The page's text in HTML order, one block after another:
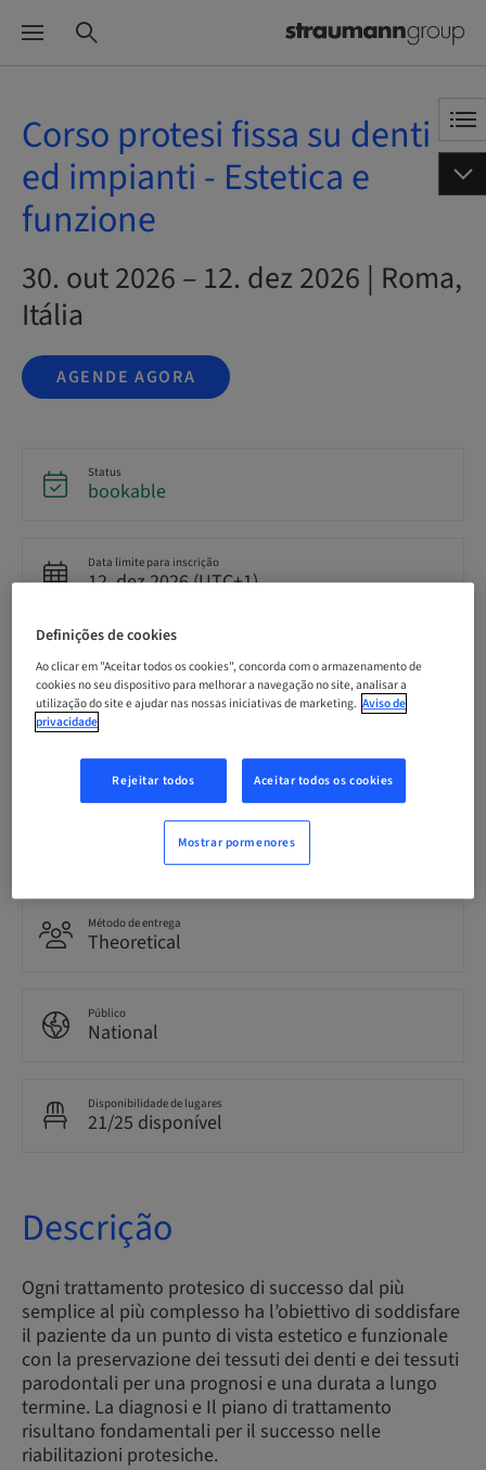
Corso protesi fissa su denti
ed impianti - Estetica e
funzione
30. out 2026 – 12. dez 2026 | Roma,
Itália
AGENDE AGORA
Status
bookable
Data limite para inscrição
12. dez 2026 (UTC+1)
EUR 2900.00
Italiano
0.00 Pontos
Método de entrega
Theoretical
Público
National
Disponibilidade de lugares
21/25 disponível
Descrição
Ogni trattamento protesico di successo dal più
semplice al più complesso ha l’obiettivo di soddisfare
il paziente da un punto di vista estetico e funzionale
con la preservazione dei tessuti dei denti e dei tessuti
parodontali per una prognosi e una durata a lungo
termine. La diagnosi e Il piano di trattamento
risultano fondamentali per il successo nelle
riabilitazioni protesiche.
Definições de cookies
Ao clicar em "Aceitar todos os cookies", concorda com o armazenamento de
cookies no seu dispositivo para melhorar a navegação no site, analisar a
utilização do site e ajudar nas nossas iniciativas de marketing. Aviso de
privacidade
Rejeitar todos Aceitar todos os cookies
Mostrar pormenores